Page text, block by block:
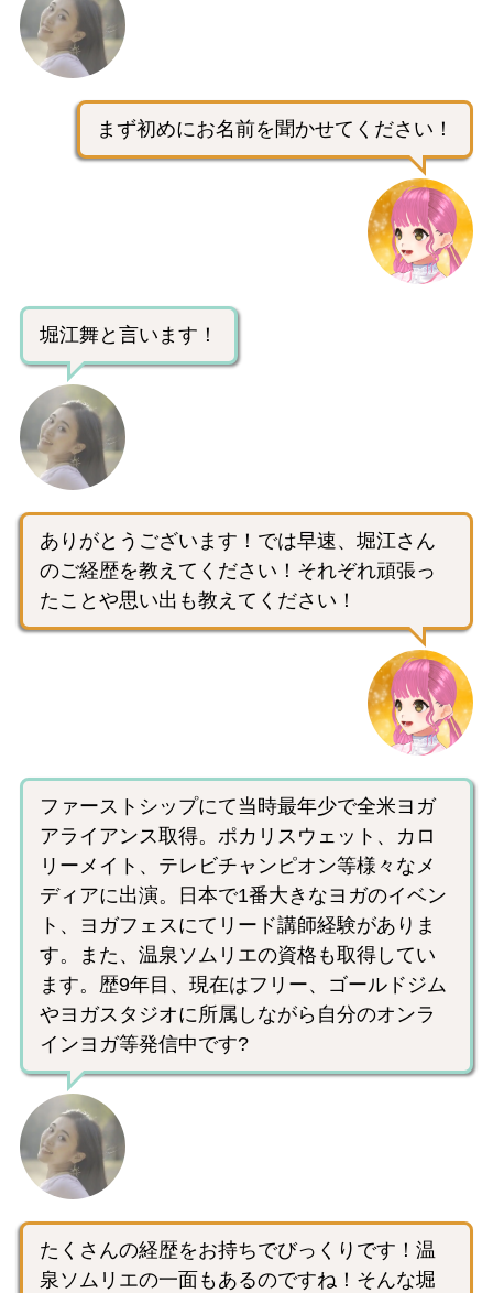
まず初めにお名前を聞かせてください！
堀江舞と言います！
ありがとうございます！では早速、堀江さん
のご経歴を教えてください！それぞれ頑張っ
たことや思い出も教えてください！
ファーストシップにて当時最年少で全米ヨガ
アライアンス取得。ポカリスウェット、カロ
リーメイト、テレビチャンピオン等様々なメ
ディアに出演。日本で1番大きなヨガのイベン
ト、ヨガフェスにてリード講師経験がありま
す。また、温泉ソムリエの資格も取得してい
ます。歴9年目、現在はフリー、ゴールドジム
やヨガスタジオに所属しながら自分のオンラ
インヨガ等発信中です?
たくさんの経歴をお持ちでびっくりです！温
泉ソムリエの一面もあるのですね！そんな堀